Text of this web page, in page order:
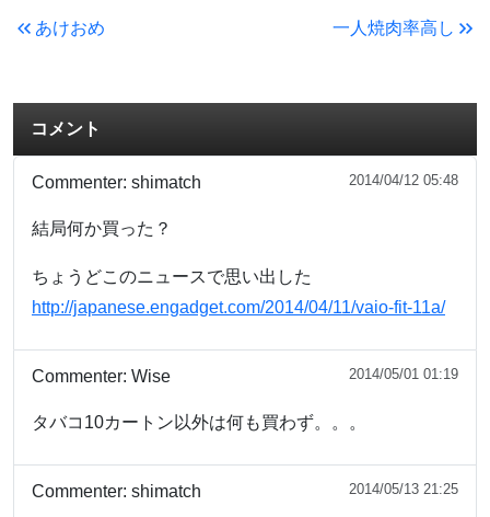
あけおめ 一人焼肉率高し
コメント
Commenter: shimatch 2014/04/12 05:48
結局何か買った？
ちょうどこのニュースで思い出した
http://japanese.engadget.com/2014/04/11/vaio-fit-11a/
Commenter: Wise 2014/05/01 01:19
タバコ10カートン以外は何も買わず。。。
Commenter: shimatch 2014/05/13 21:25